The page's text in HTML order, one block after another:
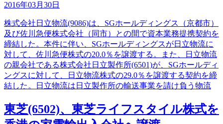
2016年03月30日
株式会社日立物流(9086)は、SGホールディングス（京都市）
及び佐川急便株式会社（同市）との間で資本業務提携契約を
締結した。本件に伴い、SGホールディングスが日立物流に
対して、佐川急便株式の20.0％を譲渡する。また、日立物流
の親会社である株式会社日立製作所(6501)が、SGホールディ
ングスに対して、日立物流株式の29.0％を譲渡する契約を締
結した。日立物流は日立製作所の輸送事業を請け負う物流
東芝(6502)、東芝ライフスタイル株式を